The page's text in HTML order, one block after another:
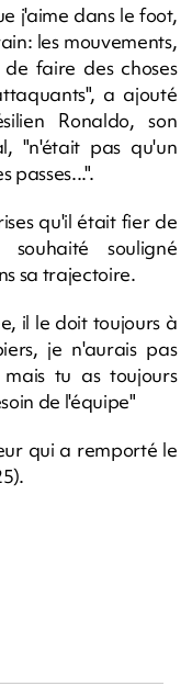
j'aime dans le foot,
les mouvements,
de faire des choses
a ajouté
Ronaldo, son
"n'était pas qu'un
passes...".
qu'il était fier de
souligné
sa trajectoire.
il le doit toujours à
je n'aurais pas
tu as toujours
de l'équipe"
qui a remporté le